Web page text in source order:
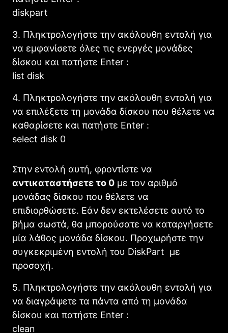
diskpart
3. Πληκτρολογήστε την ακόλουθη εντολή για
να εμφανίσετε όλες τις ενεργές μονάδες
δίσκου και πατήστε Enter :
list disk
4. Πληκτρολογήστε την ακόλουθη εντολή για
να επιλέξετε τη μονάδα δίσκου που θέλετε να
καθαρίσετε και πατήστε Enter :
select disk 0
Στην εντολή αυτή, φροντίστε να
αντικαταστήσετε το 0 με τον αριθμό
μονάδας δίσκου που θέλετε να
επιδιορθώσετε. Εάν δεν εκτελέσετε αυτό το
βήμα σωστά, θα μπορούσατε να καταργήσετε
μία λάθος μονάδα δίσκου. Προχωρήστε την
συγκεκριμένη εντολή του DiskPart με
προσοχή.
5. Πληκτρολογήστε την ακόλουθη εντολή για
να διαγράψετε τα πάντα από τη μονάδα
δίσκου και πατήστε Enter :
clean